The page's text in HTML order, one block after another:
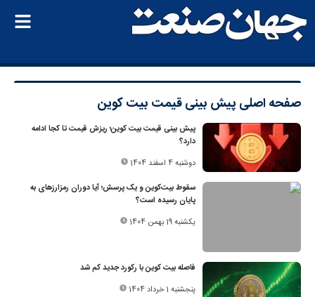
صفحه اصلی پیش بینی قیمت بیت کوین
پیش بینی قیمت بیت کوین؛ ریزش قیمت تا کجا ادامه
دارد؟
دوشنبه 4 اسفند 1404
سقوط بیت‌کوین و یک پرسش؛ آیا دوران رمزارزهای به
پایان رسیده است؟
یکشنبه 19 بهمن 1404
فاصله بیت کوین با رکورد جدید کم شد
پنجشنبه 1 خرداد 1404